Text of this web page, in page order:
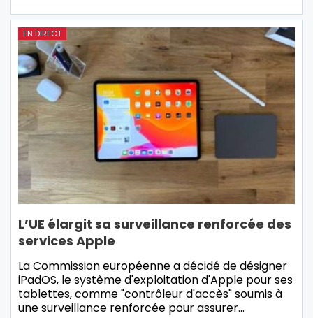
EN DIRECT
L’UE élargit sa surveillance renforcée des
services Apple
La Commission européenne a décidé de désigner
iPadOS, le système d'exploitation d'Apple pour ses
tablettes, comme "contrôleur d'accès" soumis à
une surveillance renforcée pour assurer…